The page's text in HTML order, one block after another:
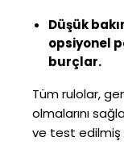
Düşük
opsiyonel
burçlar.
Tüm rulolar,
olmalarını
ve test edilmiş